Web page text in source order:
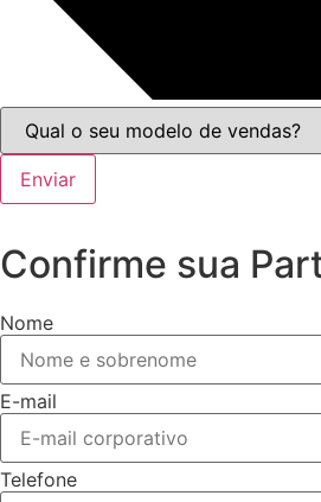
Enviar
Confirme sua
Nome
E-mail
Telefone